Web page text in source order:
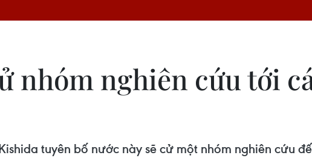
nhóm nghiên cứu tới
tuyên bố nước này sẽ cử một nhóm nghiên cứu